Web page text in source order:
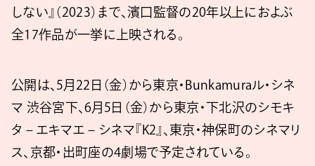
しない』（2023）まで、濱口監督の20年以上におよぶ
全17作品が一挙に上映される。
公開は、5月22日（金）から東京・Bunkamuraル・シネ
マ 渋谷宮下、6月5日（金）から東京・下北沢のシモキ
タ – エキマエ – シネマ『K2』、東京・神保町のシネマリ
ス、京都・出町座の4劇場で予定されている。